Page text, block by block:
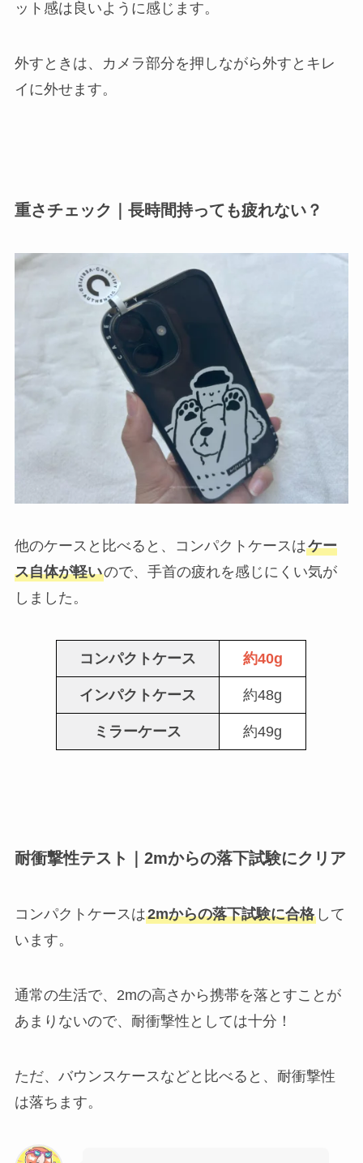
ット感は良いように感じます。
外すときは、カメラ部分を押しながら外すとキレ
イに外せます。
重さチェック｜長時間持っても疲れない？
他のケースと比べると、コンパクトケースはケー
ス自体が軽いので、手首の疲れを感じにくい気が
しました。
コンパクトケース 約40g
インパクトケース 約48g
ミラーケース 約49g
耐衝撃性テスト｜2mからの落下試験にクリア
コンパクトケースは2mからの落下試験に合格して
います。
通常の生活で、2mの高さから携帯を落とすことが
あまりないので、耐衝撃性としては十分！
ただ、バウンスケースなどと比べると、耐衝撃性
は落ちます。